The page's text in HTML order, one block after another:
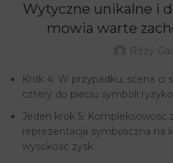
Wytyczne unikalne i
mowia warte
Ritzy
Krok 4: W przypadku, scena ci
cztery do pieciu symboli
Jeden krok 5: Kompleksowosc
reprezentacja symboliczna na
wysokosc zysk.